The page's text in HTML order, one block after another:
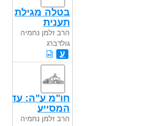
בטלה מגילת
תענית
הרב זלמן נחמיה
גולדברג
ע
חו"מ ע"ה: עד
המסייע
הרב זלמן נחמיה